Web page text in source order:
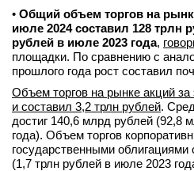
Стать автором
Вход
• Общий объем торгов на
июле 2024 составил 128 трлн
рублей в июле 2023 года,
площадки. По сравнению с
прошлого года рост составил
Объем торгов на рынке акций
и составил 3,2 трлн рублей.
достиг 140,6 млрд рублей (92,8
года). Объем торгов
государственными облигациями
(1,7 трлн рублей в июле 2023